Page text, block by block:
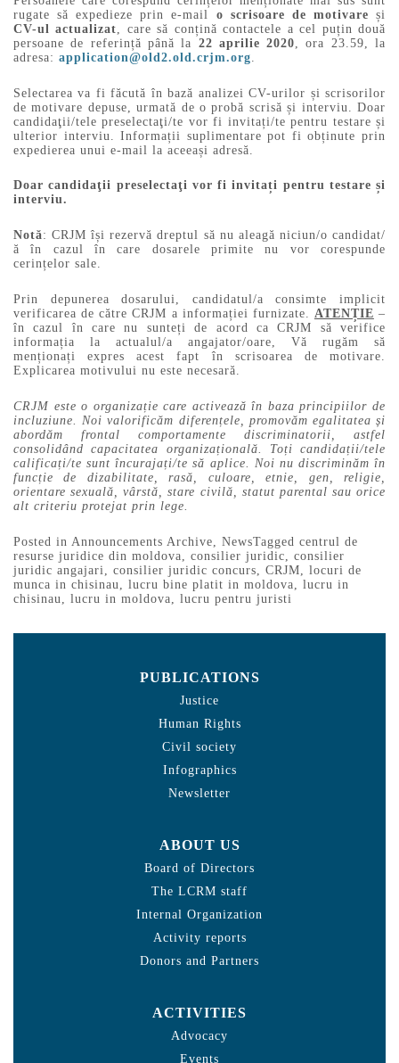
rugate să expedieze prin e-mail o scrisoare de motivare și
CV-ul actualizat , care să conțină contactele a cel puțin două
persoane de referință până la 22 aprilie 2020 , ora 23.59, la
adresa: application@old2.old.crjm.org
Selectarea va fi făcută în bază analizei CV-urilor și scrisorilor
de motivare depuse, urmată de o probă scrisă și interviu. Doar
candidaţii/tele preselectaţi/te vor fi invitați/te pentru testare și
ulterior interviu. Informații suplimentare pot fi obținute prin
expedierea unui e-mail la aceeași adresă.
Doar candidaţii preselectaţi vor fi invitați pentru testare și
interviu.
Notă: CRJM își rezervă dreptul să nu aleagă niciun/o candidat/
ă în cazul în care dosarele primite nu vor corespunde
cerințelor sale.
Prin depunerea dosarului, candidatul/a consimte implicit
verificarea de către CRJM a informației furnizate. ATENȚIE –
în cazul în care nu sunteți de acord ca CRJM să verifice
informația la actualul/a angajator/oare, Vă rugăm să
menționați expres acest fapt în scrisoarea de motivare.
Explicarea motivului nu este necesară.
CRJM este o organizație care activează în baza principiilor de
incluziune. Noi valorificăm diferențele, promovăm egalitatea și
abordăm frontal comportamente discriminatorii, astfel
consolidând capacitatea organizațională. Toți candidații/tele
calificați/te sunt încurajați/te să aplice. Noi nu discriminăm în
funcție de dizabilitate, rasă, culoare, etnie, gen, religie,
orientare sexuală, vârstă, stare civilă, statut parental sau orice
alt criteriu protejat prin lege.
Posted in Announcements Archive NewsTagged centrul de
resurse juridice din moldova
consilier juridic
consilier
juridic angajari
consilier juridic concurs CRJM
locuri de
munca in chisinau
lucru bine platit in moldova
lucru in
chisinau
lucru in moldova lucru pentru juristi
PUBLICATIONS
Justice
Human Rights
Civil society
Infographics
Newsletter
ABOUT US
Board of Directors
The LCRM staff
Internal Organization
Activity reports
Donors and Partners
ACTIVITIES
Advocacy
Events